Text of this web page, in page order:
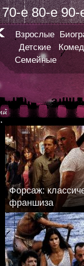
70-е 80-е 90-
Взрослые
Детские
Семейные
Форсаж:
франшиза